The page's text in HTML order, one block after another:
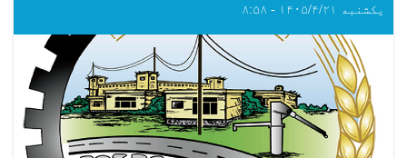
یکشنبه ۱۴۰۵/۴/۲۱ - ۸:۵۸